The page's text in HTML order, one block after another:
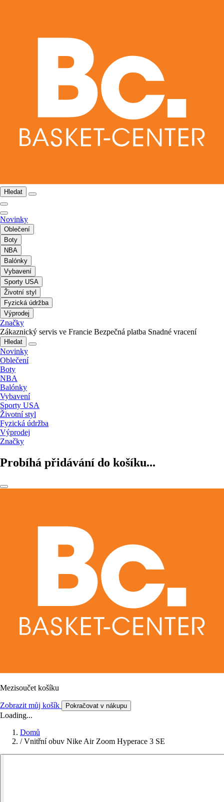
Hledat
Novinky
Oblečení
Boty
NBA
Balónky
Vybavení
Sporty USA
Životní styl
Fyzická údržba
Výprodej
Značky
Zákaznický servis ve Francie Bezpečná platba Snadné vracení
Hledat
Novinky
Oblečení
Boty
NBA
Balónky
Vybavení
Sporty USA
Životní styl
Fyzická údržba
Výprodej
Značky
Probíhá přidávání do košíku...
Mezisoučet košíku
Zobrazit můj košík Pokračovat v nákupu
Loading...
Domů
/ Vnitřní obuv Nike Air Zoom Hyperace 3 SE